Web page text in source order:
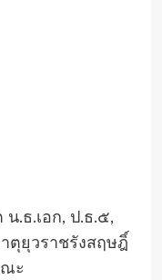
.ธ.เอก, ป.ธ.๕,
ตุยุวราชรังสฤษฎิ์
ณะ